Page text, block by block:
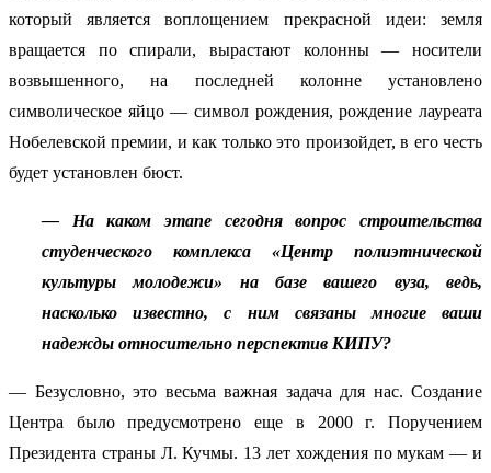
который является воплощением прекрасной идеи: земля
вращается по спирали, вырастают колонны — носители
возвышенного, на последней колонне установлено
символическое яйцо — символ рождения, рождение лауреата
Нобелевской премии, и как только это произойдет, в его честь
будет установлен бюст.
— На каком этапе сегодня вопрос строительства
студенческого комплекса «Центр полиэтнической
культуры молодежи» на базе вашего вуза, ведь,
насколько известно, с ним связаны многие ваши
надежды относительно перспектив КИПУ?
— Безусловно, это весьма важная задача для нас. Создание
Центра было предусмотрено еще в 2000 г. Поручением
Президента страны Л. Кучмы. 13 лет хождения по мукам — и